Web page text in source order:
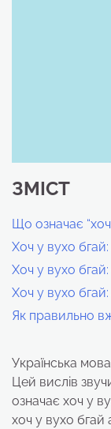
ЗМІСТ
Що означає
Хоч у вухо
Хоч у вухо
Хоч у вухо бгай:
Як правильно
Українська
Цей вислів
означає хоч у
хоч у вухо бгай